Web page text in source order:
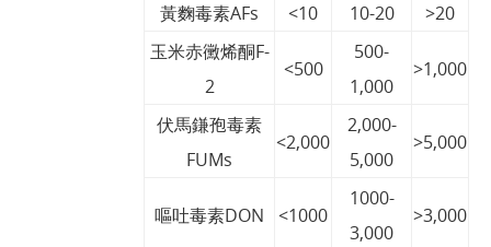
黃麴毒素AFs <10 10-20
>20
玉米赤黴烯酮F-
2
<500
500-
1,000
>1,000
伏馬鎌孢毒素
FUMs
<2,000
2,000-
5,000
>5,000
嘔吐毒素DON <1000
1000-
3,000
>3,000